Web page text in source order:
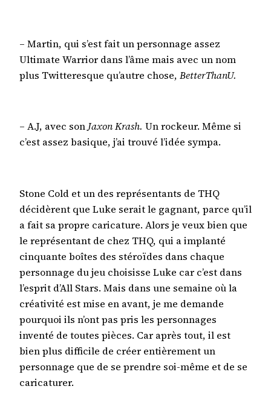
– Martin, qui s’est fait un personnage assez
Ultimate Warrior dans l’âme mais avec un nom
plus Twitteresque qu’autre chose, BetterThanU.
– A.J, avec son Jaxon Krash. Un rockeur. Même si
c’est assez basique, j’ai trouvé l’idée sympa.
Stone Cold et un des représentants de THQ
décidèrent que Luke serait le gagnant, parce qu’il
a fait sa propre caricature. Alors je veux bien que
le représentant de chez THQ, qui a implanté
cinquante boîtes des stéroïdes dans chaque
personnage du jeu choisisse Luke car c’est dans
l’esprit d’All Stars. Mais dans une semaine où la
créativité est mise en avant, je me demande
pourquoi ils n’ont pas pris les personnages
inventé de toutes pièces. Car après tout, il est
bien plus difficile de créer entièrement un
personnage que de se prendre soi-même et de se
caricaturer.